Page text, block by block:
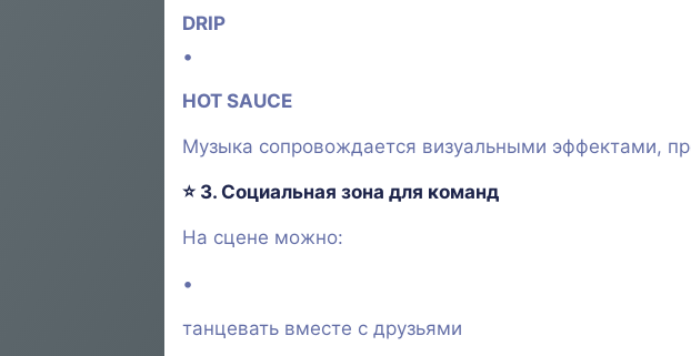
DRIP
HOT SAUCE
Музыка сопровождается визуальными эффектами,
⭐ 3. Социальная зона для команд
На сцене можно:
танцевать вместе с друзьями